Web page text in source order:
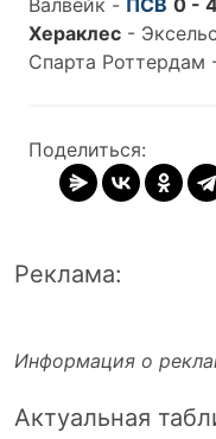
Валвейк - ПСВ 0 -
Хераклес -
Спарта Роттердам
Поделиться:
Реклама:
Информация о
Актуальная